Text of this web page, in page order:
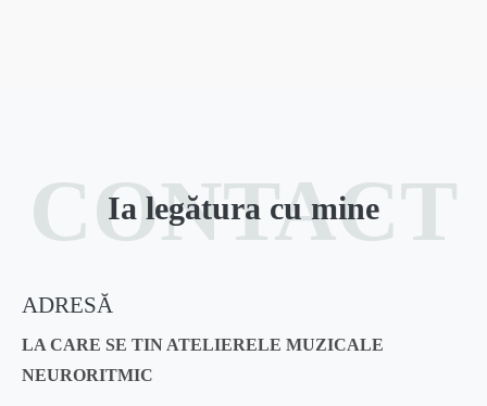
CONTACT
Ia legătura cu mine
ADRESĂ
LA CARE SE TIN ATELIERELE MUZICALE
NEURORITMIC